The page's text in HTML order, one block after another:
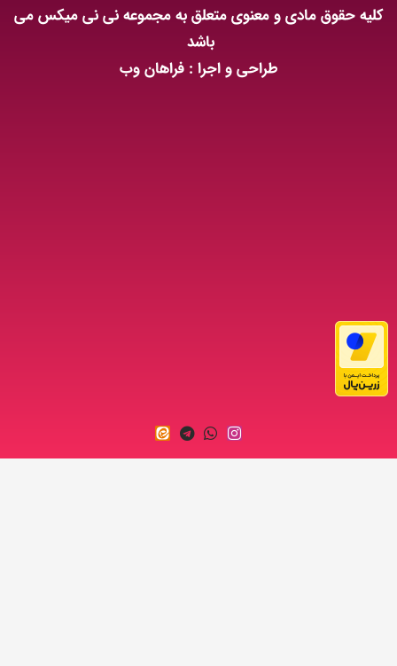
کلیه حقوق مادی و معنوی متعلق به مجموعه نی نی میکس می
باشد
طراحی و اجرا : فراهان وب